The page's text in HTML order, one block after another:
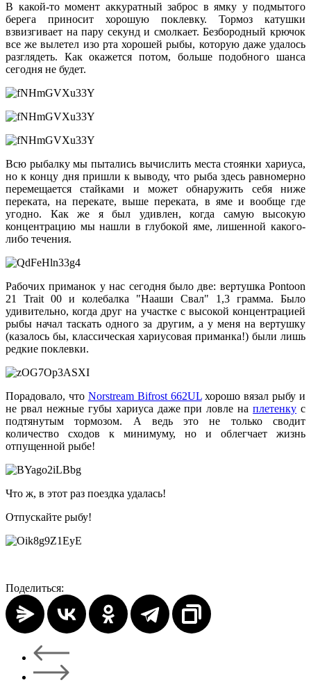
В какой-то момент аккуратный заброс в ямку у подмытого
берега приносит хорошую поклевку. Тормоз катушки
взвизгивает на пару секунд и смолкает. Безбородный крючок
все же вылетел изо рта хорошей рыбы, которую даже удалось
разглядеть. Как окажется потом, больше подобного шанса
сегодня не будет.
Всю рыбалку мы пытались вычислить места стоянки хариуса,
но к концу дня пришли к выводу, что рыба здесь равномерно
перемещается стайками и может обнаружить себя ниже
переката, на перекате, выше переката, в яме и вообще где
угодно. Как же я был удивлен, когда самую высокую
концентрацию мы нашли в глубокой яме, лишенной какого-
либо течения.
Рабочих приманок у нас сегодня было две: вертушка Pontoon
21 Trait 00 и колебалка "Нааши Свал" 1,3 грамма. Было
удивительно, когда друг на участке с высокой концентрацией
рыбы начал таскать одного за другим, а у меня на вертушку
(казалось бы, классическая хариусовая приманка!) были лишь
редкие поклевки.
Порадовало, что Norstream Bifrost 662ULхорошо вязал рыбу и
не рвал нежные губы хариуса даже при ловле наплетенку с
подтянутым тормозом. А ведь это не только сводит
количество сходов к минимуму, но и облегчает жизнь
отпущенной рыбе!
Что ж, в этот раз поездка удалась!
Отпускайте рыбу!
Поделиться: